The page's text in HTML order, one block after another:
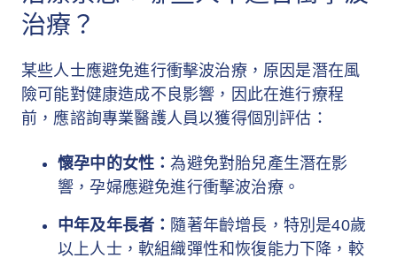
治療？
某些人士應避免進行衝擊波治療，原因是潛在風
險可能對健康造成不良影響，因此在進行療程
前，應諮詢專業醫護人員以獲得個別評估：
懷孕中的女性：為避免對胎兒產生潛在影
響，孕婦應避免進行衝擊波治療。
中年及年長者： 隨著年齡增長，特別是40歲
以上人士，軟組織彈性和恢復能力下降，較